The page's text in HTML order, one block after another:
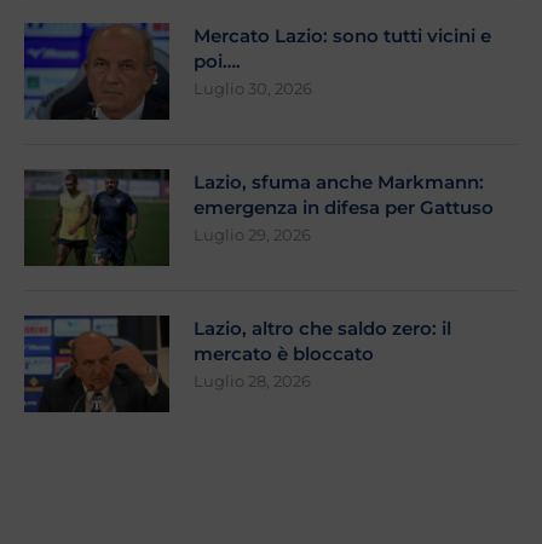
Mercato Lazio: sono tutti vicini e
poi….
Luglio 30, 2026
Lazio, sfuma anche Markmann:
emergenza in difesa per Gattuso
Luglio 29, 2026
Lazio, altro che saldo zero: il
mercato è bloccato
Luglio 28, 2026